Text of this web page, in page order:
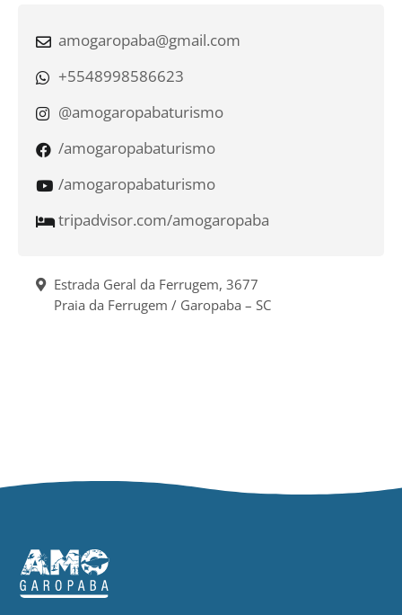
amogaropaba@gmail.com
+5548998586623
@amogaropabaturismo
/amogaropabaturismo
/amogaropabaturismo
tripadvisor.com/amogaropaba
Estrada Geral da Ferrugem, 3677
Praia da Ferrugem / Garopaba – SC